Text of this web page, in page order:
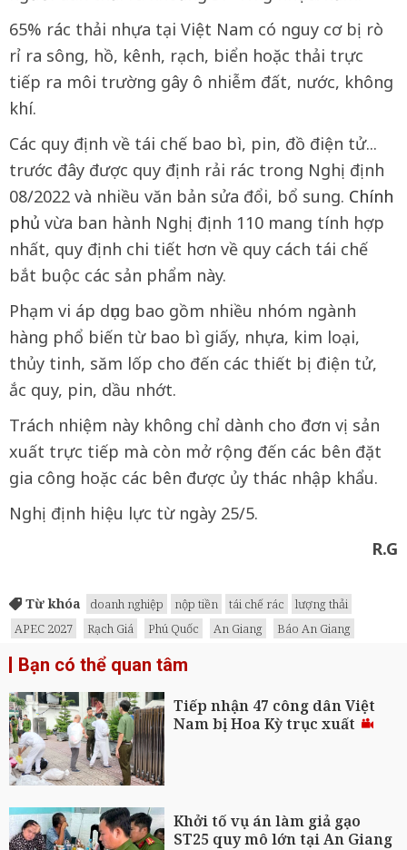
65% rác thải nhựa tại Việt Nam có nguy cơ bị rò
rỉ ra sông, hồ, kênh, rạch, biển hoặc thải trực
tiếp ra môi trường gây ô nhiễm đất, nước, không
khí.
Các quy định về tái chế bao bì, pin, đồ điện tử...
trước đây được quy định rải rác trong Nghị định
08/2022 và nhiều văn bản sửa đổi, bổ sung. Chính
phủ vừa ban hành Nghị định 110 mang tính hợp
nhất, quy định chi tiết hơn về quy cách tái chế
bắt buộc các sản phẩm này.
Phạm vi áp dụng bao gồm nhiều nhóm ngành
hàng phổ biến từ bao bì giấy, nhựa, kim loại,
thủy tinh, săm lốp cho đến các thiết bị điện tử,
ắc quy, pin, dầu nhớt.
Trách nhiệm này không chỉ dành cho đơn vị sản
xuất trực tiếp mà còn mở rộng đến các bên đặt
gia công hoặc các bên được ủy thác nhập khẩu.
Nghị định hiệu lực từ ngày 25/5.
R.G
Từ khóa doanh nghiệp nộp tiền tái chế rác
lượng thải
APEC 2027
Rạch Giá Phú Quốc An Giang Báo An Giang
Bạn có thể quan tâm
Tiếp nhận 47 công dân Việt
Nam bị Hoa Kỳ trục xuất
Khởi tố vụ án làm giả gạo
ST25 quy mô lớn tại An Giang